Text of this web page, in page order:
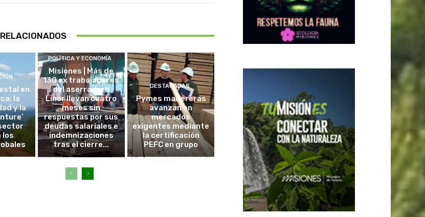
en
la
y la
los
POLÍTICA Y ECONOMÍA
Misiones | Más de
130 ex trabajadores
del aserradero
Linor llevan cuatro
meses sin
respuestas por sus
deudas salariales e
indemnizaciones
tras el cierre...
DESTACADAS
Pymes madereras
avanzan en
mercados
exigentes mediante
la certificación
PEFC en grupo